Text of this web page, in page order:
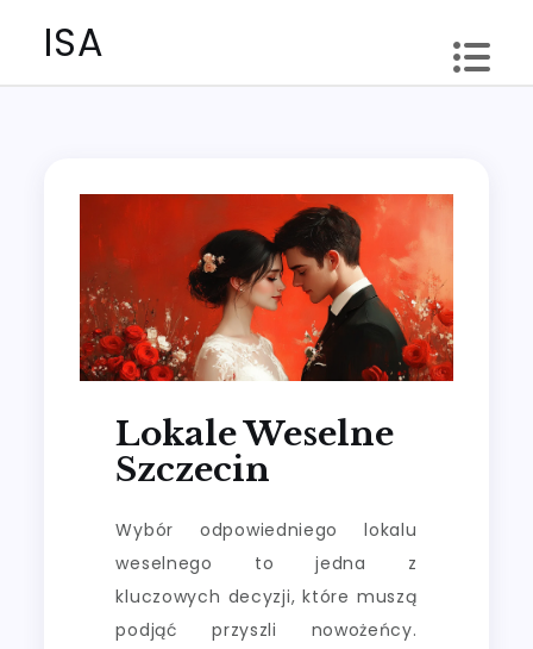
ISA
Lokale Weselne
Szczecin
Wybór odpowiedniego lokalu
weselnego to jedna z
kluczowych decyzji, które muszą
podjąć przyszli nowożeńcy.